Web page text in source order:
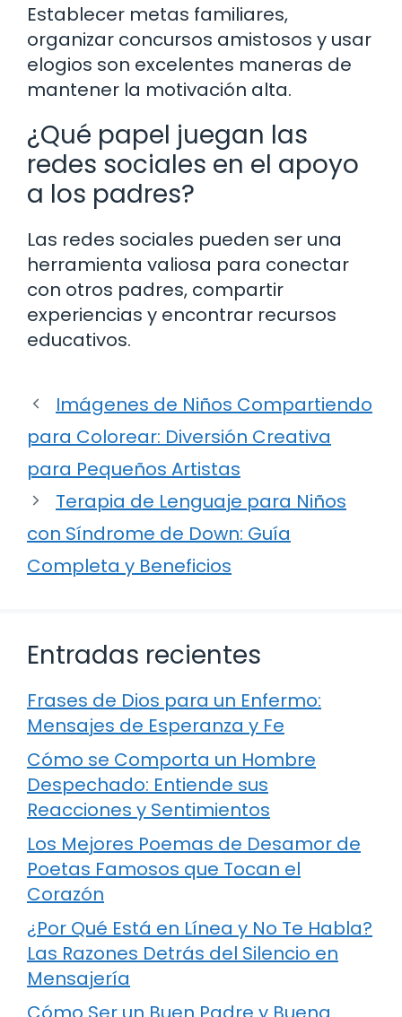
Establecer metas familiares,
organizar concursos amistosos y usar
elogios son excelentes maneras de
mantener la motivación alta.
¿Qué papel juegan las
redes sociales en el apoyo
a los padres?
Las redes sociales pueden ser una
herramienta valiosa para conectar
con otros padres, compartir
experiencias y encontrar recursos
educativos.
Imágenes de Niños Compartiendo
para Colorear: Diversión Creativa
para Pequeños Artistas
Terapia de Lenguaje para Niños
con Síndrome de Down: Guía
Completa y Beneficios
Entradas recientes
Frases de Dios para un Enfermo:
Mensajes de Esperanza y Fe
Cómo se Comporta un Hombre
Despechado: Entiende sus
Reacciones y Sentimientos
Los Mejores Poemas de Desamor de
Poetas Famosos que Tocan el
Corazón
¿Por Qué Está en Línea y No Te Habla?
Las Razones Detrás del Silencio en
Mensajería